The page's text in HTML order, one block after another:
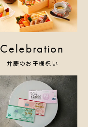
Celebration
弁慶のお子様祝い